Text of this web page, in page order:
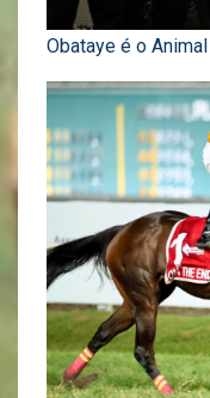
Obataye é o